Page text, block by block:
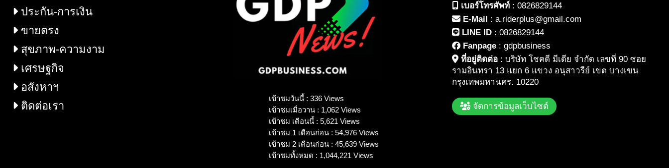
ประกัน-การเงิน
ขายตรง
สุขภาพ-ความงาม
เศรษฐกิจ
อสังหาฯ
ติดต่อเรา
เข้าชมวันนี้ : 336 Views
เข้าชมเมื่อวาน : 1,062 Views
เข้าชม เดือนนี้ : 5,621 Views
เข้าชม 1 เดือนก่อน : 54,976 Views
เข้าชม 2 เดือนก่อน : 45,639 Views
เข้าชมทั้งหมด : 1,044,221 Views
เบอร์โทรศัพท์: 0826829144
E-Mail : a.riderplus@gmail.com
LINE ID: 0826829144
Fanpage: gdpbusiness
ที่อยู่ติดต่อ: บริษัท โชคดี มีเดีย จำกัด เลขที่ 90 ซอย
รามอินทรา 13 แยก 6 แขวง อนุสาวรีย์ เขต บางเขน
กรุงเทพมหานคร. 10220
จัดการข้อมูลเว็บไซต์